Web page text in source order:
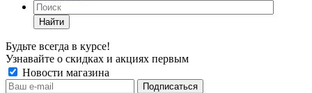
Найти
Будьте всегда в курсе!
Узнавайте о скидках и акциях первым
Новости магазина